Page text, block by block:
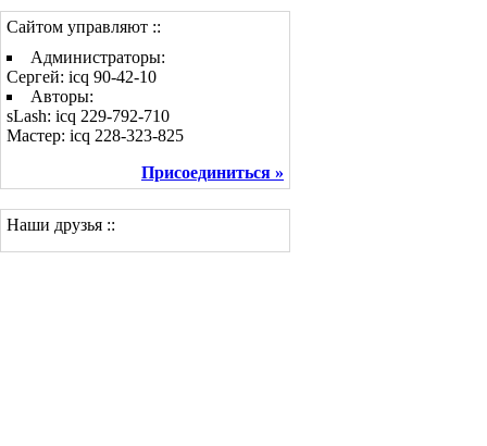
Сайтом управляют ::
Администраторы:
Сергей: icq 90-42-10
Авторы:
sLash: icq 229-792-710
Мастер: icq 228-323-825
Присоединиться »
Наши друзья ::